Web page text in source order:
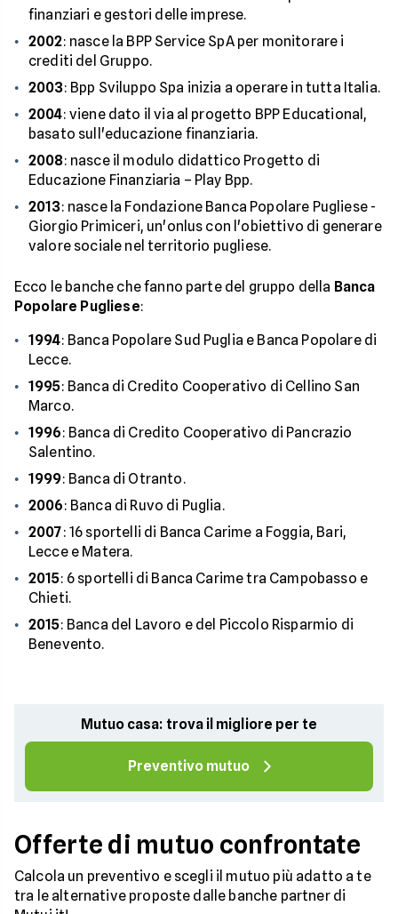
finanziari e gestori delle imprese.
2002: nasce la BPP Service SpA per monitorare i
crediti del Gruppo.
2003: Bpp Sviluppo Spa inizia a operare in tutta Italia.
2004: viene dato il via al progetto BPP Educational,
basato sull'educazione finanziaria.
2008: nasce il modulo didattico Progetto di
Educazione Finanziaria – Play Bpp.
2013: nasce la Fondazione Banca Popolare Pugliese -
Giorgio Primiceri, un'onlus con l'obiettivo di generare
valore sociale nel territorio pugliese.
Ecco le banche che fanno parte del gruppo della Banca
Popolare Pugliese:
1994: Banca Popolare Sud Puglia e Banca Popolare di
Lecce.
1995: Banca di Credito Cooperativo di Cellino San
Marco.
1996: Banca di Credito Cooperativo di Pancrazio
Salentino.
1999: Banca di Otranto.
2006: Banca di Ruvo di Puglia.
2007: 16 sportelli di Banca Carime a Foggia, Bari,
Lecce e Matera.
2015: 6 sportelli di Banca Carime tra Campobasso e
Chieti.
2015: Banca del Lavoro e del Piccolo Risparmio di
Benevento.
Mutuo casa: trova il migliore per te
Preventivo mutuo
Offerte di mutuo confrontate
Calcola un preventivo e scegli il mutuo più adatto a te
tra le alternative proposte dalle banche partner di